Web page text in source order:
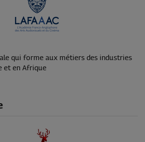
qui forme aux métiers des industries
et en Afrique